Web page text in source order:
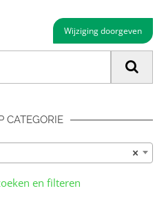
Wijziging doorgeven
CATEGORIE
×
en filteren